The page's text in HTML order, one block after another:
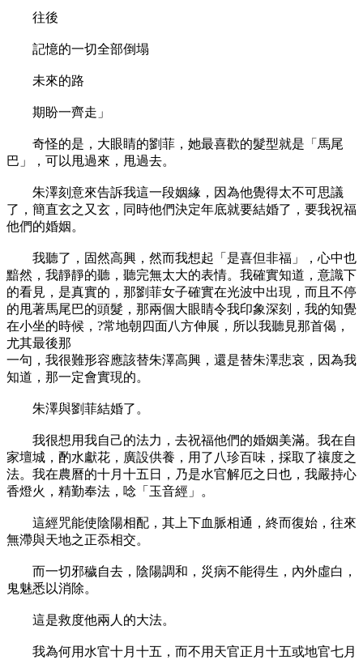
往後
記憶的一切全部倒塌
未來的路
期盼一齊走」
奇怪的是，大眼睛的劉菲，她最喜歡的髮型就是「馬尾
巴」，可以甩過來，甩過去。
朱澤刻意來告訴我這一段姻緣，因為他覺得太不可思議
了，簡直玄之又玄，同時他們決定年底就要結婚了，要我祝福
他們的婚姻。
我聽了，固然高興，然而我想起「是喜但非福」，心中也
黯然，我靜靜的聽，聽完無太大的表情。我確實知道，意識下
的看見，是真實的，那劉菲女子確實在光波中出現，而且不停
的甩著馬尾巴的頭髮，那兩個大眼睛令我印象深刻，我的知覺
在小坐的時候，?常地朝四面八方伸展，所以我聽見那首偈，
尤其最後那
一句，我很難形容應該替朱澤高興，還是替朱澤悲哀，因為我
知道，那一定會實現的。
朱澤與劉菲結婚了。
我很想用我自己的法力，去祝福他們的婚姻美滿。我在自
家壇城，酌水獻花，廣設供養，用了八珍百味，採取了禳度之
法。我在農曆的十月十五日，乃是水官解厄之日也，我嚴持心
香燈火，精勤奉法，唸「玉音經」。
這經咒能使陰陽相配，其上下血脈相通，終而復始，往來
無滯與天地之正忝相交。
而一切邪穢自去，陰陽調和，災病不能得生，內外虛白，
鬼魅悉以消除。
這是救度他兩人的大法。
我為何用水官十月十五，而不用天官正月十五或地官七月